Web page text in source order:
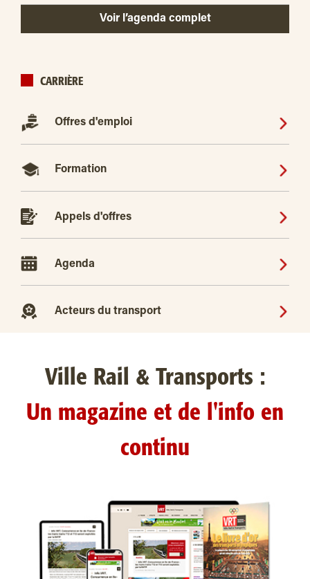
Voir l’agenda complet
CARRIÈRE
Offres d'emploi
Formation
Appels d'offres
Agenda
Acteurs du transport
Ville Rail & Transports :
Un magazine et de l'info en
continu